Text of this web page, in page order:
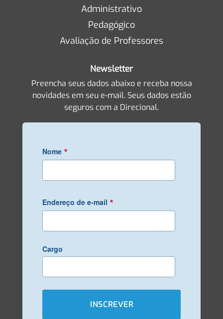
Administrativo
Pedagógico
Avaliação de Professores
Newsletter
Preencha seus dados abaixo e receba nossa
novidades em seu e-mail. Seus dados estão
seguros com a Direcional.
Nome *
Endereço de e-mail *
Cargo